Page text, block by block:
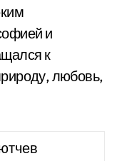
и
к
любовь,